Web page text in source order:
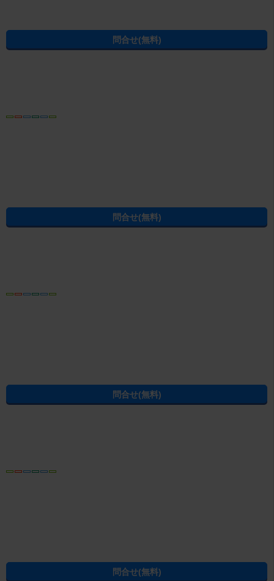
所在地 静岡県三島市一番町 9番37号
営業時間
9：30～18：00 毎週火曜日・水曜日 年末年始
電話ならやりとりがスムーズです
しております。
三島駅(東海道本線)
住所から賃貸マンション・賃貸アパートを探す
条件を指定して駿東郡清水町の賃貸物件を探し直す